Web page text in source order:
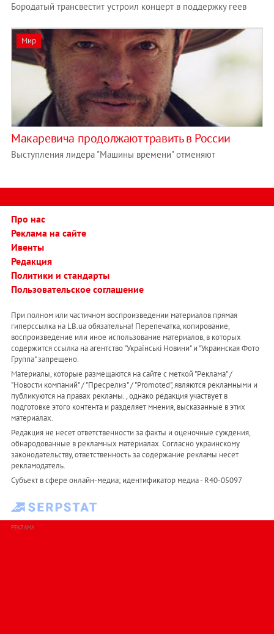
Бородатый трансвестит устроил концерт в поддержку геев
Мир
Макаревича продолжают травить в России
Выступления лидера "Машины времени" отменяют
Про нас
Реклама на сайте
Ивенты
Редакция
Политики и стандарты
Пользовательское соглашение
При полном или частичном воспроизведении материалов прямая
гиперссылка на LB.ua обязательна! Перепечатка, копирование,
воспроизведение или иное использование материалов, в которых
содержится ссылка на агентство "Українськi Новини" и "Украинская Фото
Группа" запрещено.
Материалы, которые размещаются на сайте с меткой "Реклама" /
"Новости компаний" / "Пресрелиз" / "Promoted", являются рекламными и
публикуются на правах рекламы. , однако редакция участвует в
подготовке этого контента и разделяет мнения, высказанные в этих
материалах.
Редакция не несет ответственности за факты и оценочные суждения,
обнародованные в рекламных материалах. Согласно украинскому
законодательству, ответственность за содержание рекламы несет
рекламодатель.
Субъект в сфере онлайн-медиа; идентификатор медиа - R40-05097
РЕКЛАМА